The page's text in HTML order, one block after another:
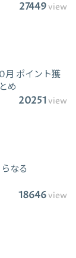
27449view
月 ポイント獲
め
20251view
なる
18646view